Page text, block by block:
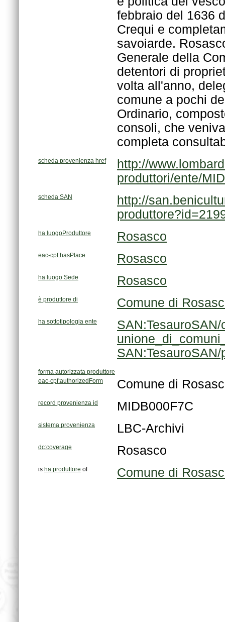
completa
scheda provenienza href
produttori/ente/
scheda SAN
ha luogoProduttore Rosasco
eac-cpf:hasPlace Rosasco
ha luogo Sede Rosasco
è produttore di Comune di
ha sottotipologia ente
forma autorizzata produttore
eac-cpf:authorizedForm
Comune di
record provenienza id MIDB000F7C
sistema provenienza LBC-Archivi
dc:coverage Rosasco
is ha produttore of Comune di